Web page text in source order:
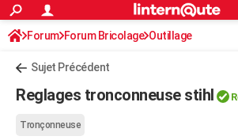
ACTUALITÉS
Politique
Société
Faits Divers
Education
Monde
Villes
+
S'inscrire
Connexion
Forum Forum Bricolage Outillage
Sujet Précédent
Reglages tronconneuse stihl
Tronçonneuse